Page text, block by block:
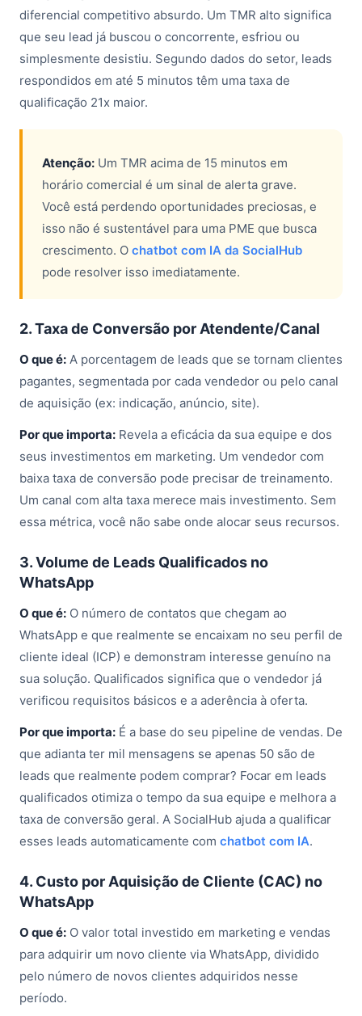
diferencial competitivo absurdo. Um TMR alto significa
que seu lead já buscou o concorrente, esfriou ou
simplesmente desistiu. Segundo dados do setor, leads
respondidos em até 5 minutos têm uma taxa de
qualificação 21x maior.
Atenção: Um TMR acima de 15 minutos em
horário comercial é um sinal de alerta grave.
Você está perdendo oportunidades preciosas, e
isso não é sustentável para uma PME que busca
crescimento. O chatbot com IA da SocialHub
pode resolver isso imediatamente.
2. Taxa de Conversão por Atendente/Canal
O que é: A porcentagem de leads que se tornam clientes
pagantes, segmentada por cada vendedor ou pelo canal
de aquisição (ex: indicação, anúncio, site).
Por que importa: Revela a eficácia da sua equipe e dos
seus investimentos em marketing. Um vendedor com
baixa taxa de conversão pode precisar de treinamento.
Um canal com alta taxa merece mais investimento. Sem
essa métrica, você não sabe onde alocar seus recursos.
3. Volume de Leads Qualificados no
WhatsApp
O que é: O número de contatos que chegam ao
WhatsApp e que realmente se encaixam no seu perfil de
cliente ideal (ICP) e demonstram interesse genuíno na
sua solução. Qualificados significa que o vendedor já
verificou requisitos básicos e a aderência à oferta.
Por que importa: É a base do seu pipeline de vendas. De
que adianta ter mil mensagens se apenas 50 são de
leads que realmente podem comprar? Focar em leads
qualificados otimiza o tempo da sua equipe e melhora a
taxa de conversão geral. A SocialHub ajuda a qualificar
esses leads automaticamente com chatbot com IA.
4. Custo por Aquisição de Cliente (CAC) no
WhatsApp
O que é: O valor total investido em marketing e vendas
para adquirir um novo cliente via WhatsApp, dividido
pelo número de novos clientes adquiridos nesse
período.